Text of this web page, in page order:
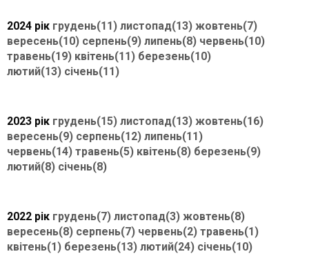
2024 рік грудень(11) листопад(13) жовтень(7)
вересень(10) серпень(9) липень(8) червень(10)
травень(19) квітень(11) березень(10)
лютий(13) січень(11)
2023 рік грудень(15) листопад(13) жовтень(16)
вересень(9) серпень(12) липень(11)
червень(14) травень(5) квітень(8) березень(9)
лютий(8) січень(8)
2022 рік грудень(7) листопад(3) жовтень(8)
вересень(8) серпень(7) червень(2) травень(1)
квітень(1) березень(13) лютий(24) січень(10)